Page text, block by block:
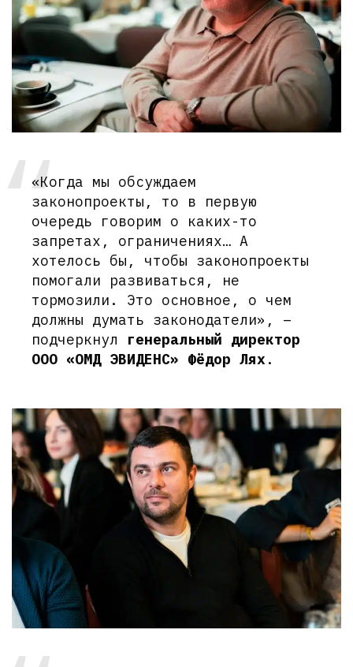
«Когда мы обсуждаем
законопроекты, то в первую
очередь говорим о каких-то
запретах, ограничениях… А
хотелось бы, чтобы законопроекты
помогали развиваться, не
тормозили. Это основное, о чем
должны думать законодатели», –
подчеркнул генеральный директор
ООО «ОМД ЭВИДЕНС» Фёдор Лях.